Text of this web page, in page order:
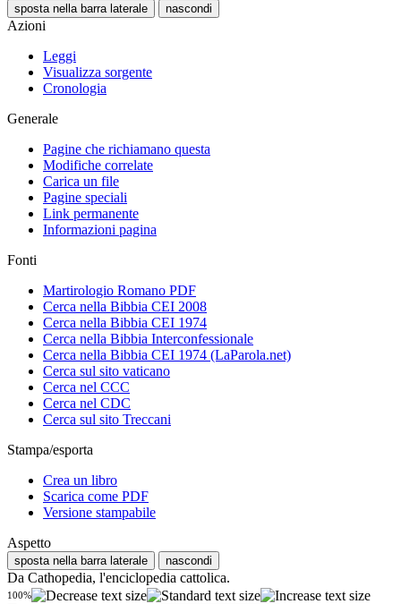
sposta nella barra laterale nascondi
Azioni
Leggi
Visualizza sorgente
Cronologia
Generale
Pagine che richiamano questa
Modifiche correlate
Carica un file
Pagine speciali
Link permanente
Informazioni pagina
Fonti
Martirologio Romano PDF
Cerca nella Bibbia CEI 2008
Cerca nella Bibbia CEI 1974
Cerca nella Bibbia Interconfessionale
Cerca nella Bibbia CEI 1974 (LaParola.net)
Cerca sul sito vaticano
Cerca nel CCC
Cerca nel CDC
Cerca sul sito Treccani
Stampa/esporta
Crea un libro
Scarica come PDF
Versione stampabile
Aspetto
sposta nella barra laterale nascondi
Da Cathopedia, l'enciclopedia cattolica.
100%